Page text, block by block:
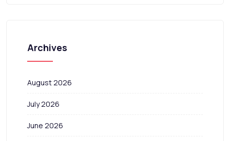
Archives
August 2026
July 2026
June 2026